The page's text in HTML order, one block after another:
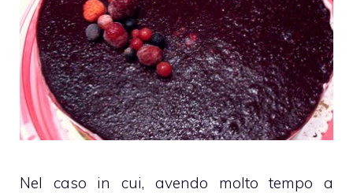
Nel caso in cui, avendo molto tempo a